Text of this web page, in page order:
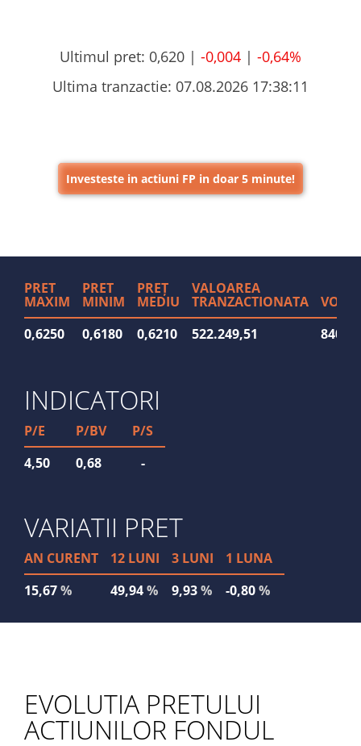
Ultimul pret: 0,620 | -0,004 | -0,64%
Ultima tranzactie: 07.08.2026 17:38:11
Investeste in actiuni FP in doar 5 minute!
PRET
MAXIM
PRET
MINIM
PREȚ
MEDIU
VALOAREA
TRANZACTIONATA
0,6250
0,6180 0,6210 522.249,51
INDICATORI
P/E P/BV
P/S
4,50
0,68 -
VARIATII PRET
AN CURENT 12 LUNI 3 LUNI
1 LUNA
15,67% 49,94% 9,93% -0,80%
EVOLUTIA PRETULUI
ACTIUNILOR FONDUL